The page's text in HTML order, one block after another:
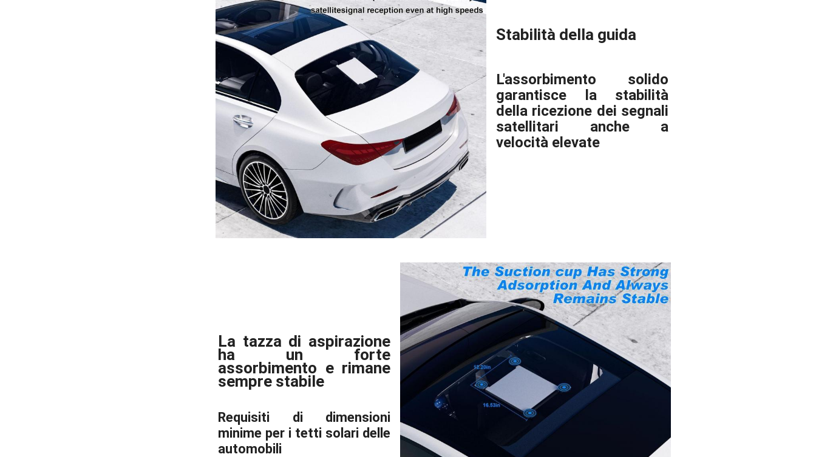
Stabilità della guida
L'assorbimento solido
garantisce la stabilità
della ricezione dei segnali
satellitari anche a
velocità elevate
La tazza di aspirazione
ha un forte
assorbimento e rimane
sempre stabile
Requisiti di dimensioni
minime per i tetti solari delle
automobili